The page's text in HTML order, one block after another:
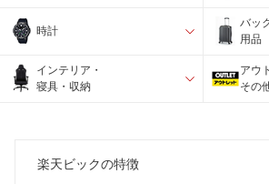
時計
バッ
用品
インテリア・
寝具・収納
アウ
その
楽天ビックの特徴